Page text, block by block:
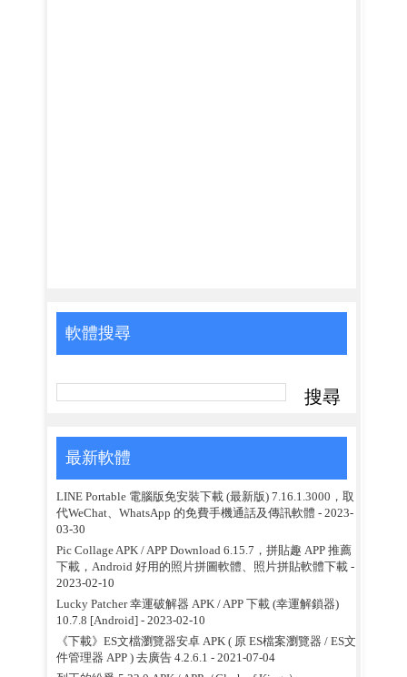
軟體搜尋
最新軟體
LINE Portable 電腦版免安裝下載 (最新版) 7.16.1.3000，取
代WeChat、WhatsApp 的免費手機通話及傳訊軟體 - 2023-
03-30
Pic Collage APK / APP Download 6.15.7，拼貼趣 APP 推薦
下載，Android 好用的照片拼圖軟體、照片拼貼軟體下載-
2023-02-10
Lucky Patcher 幸運破解器 APK / APP 下載 (幸運解鎖器)
10.7.8 [Android] - 2023-02-10
《下載》ES文檔瀏覽器安卓 APK ( 原 ES檔案瀏覽器 / ES文
件管理器 APP ) 去廣告 4.2.6.1 - 2021-07-04